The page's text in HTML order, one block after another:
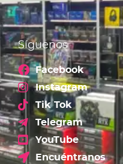
Síguenos
Facebook
Instagram
Tik Tok
Telegram
YouTube
Encuéntranos